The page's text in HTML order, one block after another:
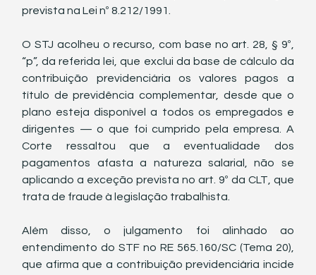
prevista na Lei nº 8.212/1991.
O STJ acolheu o recurso, com base no art. 28, § 9º,
“p”, da referida lei, que exclui da base de cálculo da
contribuição previdenciária os valores pagos a
título de previdência complementar, desde que o
plano esteja disponível a todos os empregados e
dirigentes — o que foi cumprido pela empresa. A
Corte ressaltou que a eventualidade dos
pagamentos afasta a natureza salarial, não se
aplicando a exceção prevista no art. 9º da CLT, que
trata de fraude à legislação trabalhista.
Além disso, o julgamento foi alinhado ao
entendimento do STF no RE 565.160/SC (Tema 20),
que afirma que a contribuição previdenciária incide